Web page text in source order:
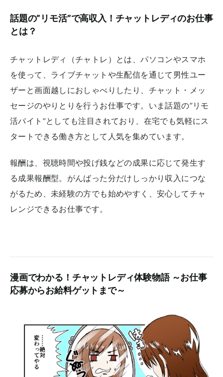
話題の”リモ活”で高収入！チャットレディのお仕事
とは？
チャットレディ（チャトレ）とは、パソコンやスマホ
を使って、ライブチャットや生配信を通じて男性ユー
ザーと画面越しにおしゃべりしたり、チャット・メッ
セージのやりとりを行うお仕事です。いま話題の”リモ
活バイト”としても注目されており、在宅でも気軽にス
タートできる働き方として人気を集めています。
報酬は、視聴時間や投げ銭などの成果に応じて発生す
る成果報酬型。がんばった分だけしっかり収入につな
がるため、未経験の方でも始めやすく、安心してチャ
レンジできるお仕事です。
漫画でわかる！チャットレディ体験物語 ～お仕事
応募からお給料ゲットまで～